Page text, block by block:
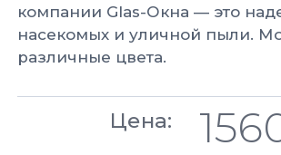
компании Glas-Окна — это
насекомых и уличной пыли.
различные цвета.
Цена: